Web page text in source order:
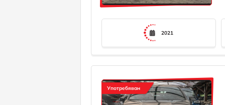
2021
Употребяван